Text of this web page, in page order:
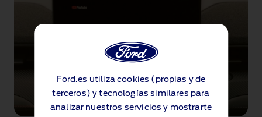
Ford.es utiliza cookies (propias y de
terceros) y tecnologías similares para
analizar nuestros servicios y mostrarte